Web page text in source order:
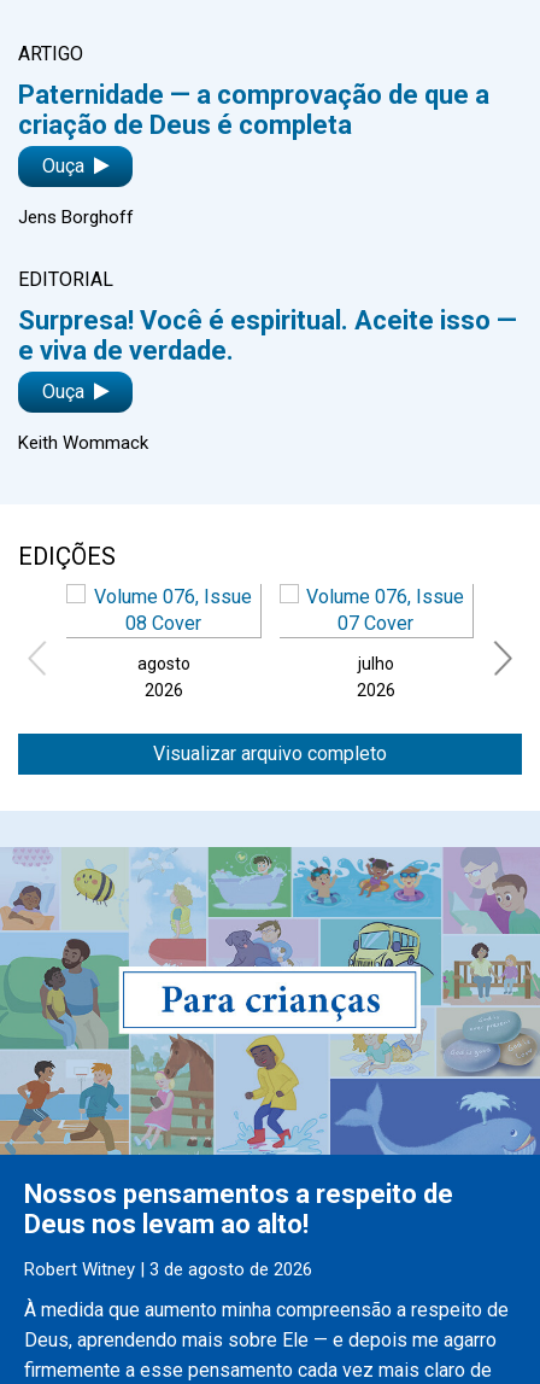
ARTIGO
Paternidade — a comprovação de que a
criação de Deus é completa
Ouça
Jens Borghoff
EDITORIAL
Surpresa! Você é espiritual. Aceite isso —
e viva de verdade.
Ouça
Keith Wommack
EDIÇÕES
agosto
2026
julho
2026
Visualizar arquivo completo
Nossos pensamentos a respeito de
Deus nos levam ao alto!
Robert Witney | 3 de agosto de 2026
À medida que aumento minha compreensão a respeito de
Deus, aprendendo mais sobre Ele — e depois me agarro
firmemente a esse pensamento cada vez mais claro de